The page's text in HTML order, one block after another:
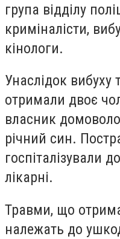
група відділу
криміналісти,
кінологи.
Унаслідок вибуху
отримали двоє
власник
річний син.
госпіталізували
лікарні.
Травми, що
належать до